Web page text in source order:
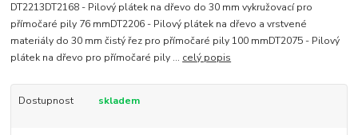
DT2213DT2168 - Pilový plátek na dřevo do 30 mm vykružovací pro
přímočaré pily 76 mmDT2206 - Pilový plátek na dřevo a vrstvené
materiály do 30 mm čistý řez pro přímočaré pily 100 mmDT2075 - Pilový
plátek na dřevo pro přímočaré pily ... celý popis
Dostupnost skladem